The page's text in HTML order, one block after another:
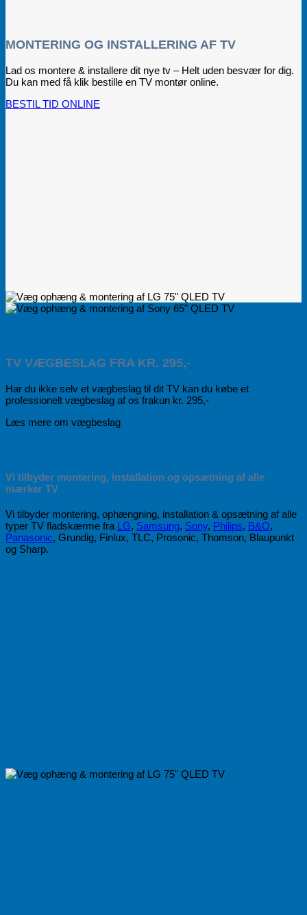
MONTERING OG INSTALLERING AF TV
Lad os montere & installere dit nye tv – Helt uden besvær for dig.
Du kan med få klik bestille en TV montør online.
BESTIL TID ONLINE
TV VÆGBESLAG FRA KR. 295,-
Har du ikke selv et vægbeslag til dit TV kan du købe et
professionelt vægbeslag af os frakun kr. 295,-
Læs mere om vægbeslag
Vi tilbyder montering, installation og opsætning af alle
mærker TV
Vi tilbyder montering, ophængning, installation & opsætning af alle
typer TV fladskærme fra LG, Samsung, Sony, Philips, B&O,
Panasonic, Grundig, Finlux, TLC, Prosonic, Thomson, Blaupunkt
og Sharp.